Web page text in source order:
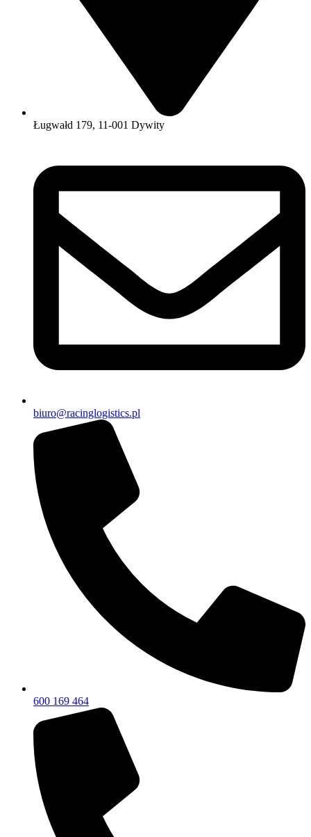
Ługwałd 179, 11-001 Dywity
biuro@racinglogistics.pl
600 169 464